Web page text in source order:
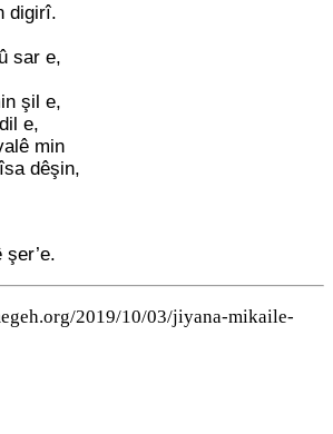
digirî.
sar e,
şil e,
e,
min
dêşin,
2019/10/03/jiyana-mikaile-